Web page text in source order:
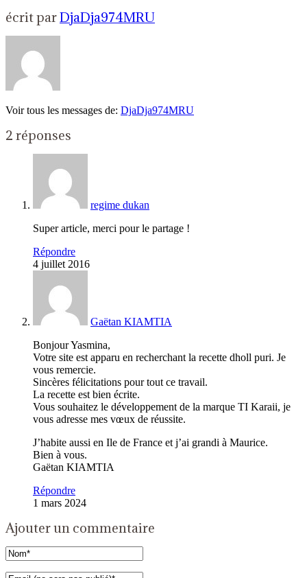
écrit parDjaDja974MRU
Voir tous les messages de: DjaDja974MRU
2 réponses
regime dukan
Super article, merci pour le partage !
Répondre
4 juillet 2016
Gaëtan KIAMTIA
Bonjour Yasmina,
Votre site est apparu en recherchant la recette dholl puri. Je
vous remercie.
Sincères félicitations pour tout ce travail.
La recette est bien écrite.
Vous souhaitez le développement de la marque TI Karaii, je
vous adresse mes vœux de réussite.
J’habite aussi en Ile de France et j’ai grandi à Maurice.
Bien à vous.
Gaëtan KIAMTIA
Répondre
1 mars 2024
Ajouter un commentaire